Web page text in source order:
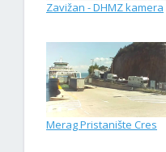
Zavižan - DHMZ kamera
Merag Pristanište Cres